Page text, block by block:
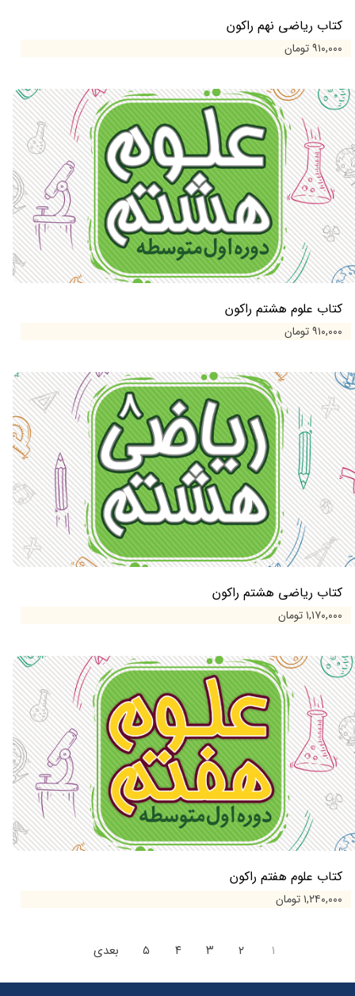
کتاب ریاضی نهم راکون
۹۱۰,۰۰۰ تومان
کتاب علوم هشتم راکون
۹۱۰,۰۰۰ تومان
کتاب ریاضی هشتم راکون
۱,۱۷۰,۰۰۰ تومان
کتاب علوم هفتم راکون
۱,۲۴۰,۰۰۰ تومان
۱ ۲ ۳ ۴ ۵ بعدی